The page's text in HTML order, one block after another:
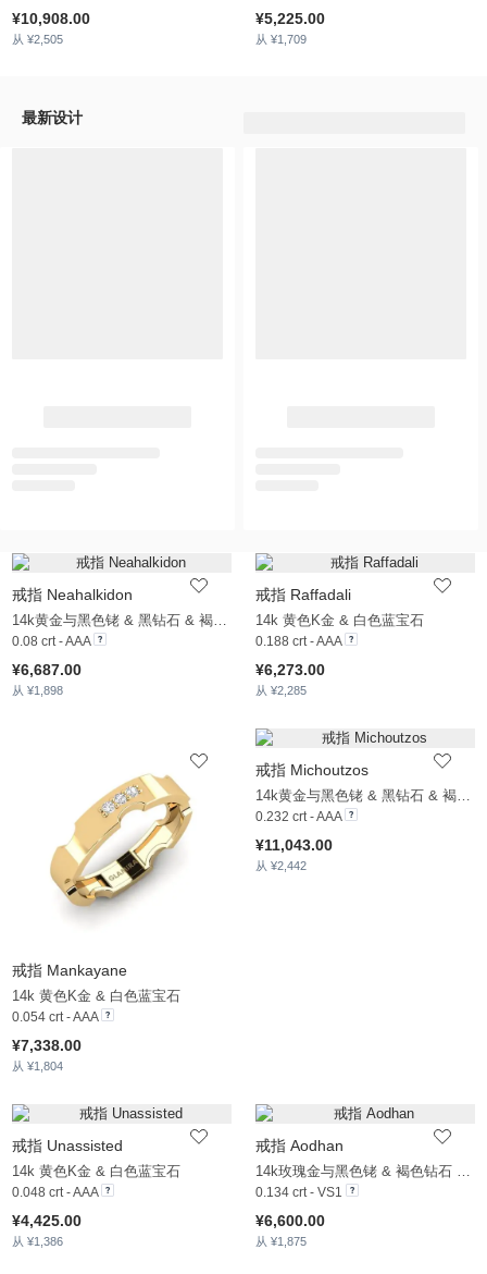
¥10,908.00
从 ¥2,505
¥5,225.00
从 ¥1,709
最新设计
戒指 Neahalkidon
14k黄金与黑色铑 & 黑钻石 & 褐色钻石
0.08 crt - AAA
¥6,687.00
从 ¥1,898
戒指 Raffadali
14k 黄色K金 & 白色蓝宝石
0.188 crt - AAA
¥6,273.00
从 ¥2,285
戒指 Mankayane
14k 黄色K金 & 白色蓝宝石
0.054 crt - AAA
¥7,338.00
从 ¥1,804
戒指 Michoutzos
14k黄金与黑色铑 & 黑钻石 & 褐色钻石
0.232 crt - AAA
¥11,043.00
从 ¥2,442
戒指 Unassisted
14k 黄色K金 & 白色蓝宝石
0.048 crt - AAA
¥4,425.00
从 ¥1,386
戒指 Aodhan
14k玫瑰金与黑色铑 & 褐色钻石 & 白色蓝宝石 & 白珍珠
0.134 crt - VS1
¥6,600.00
从 ¥1,875